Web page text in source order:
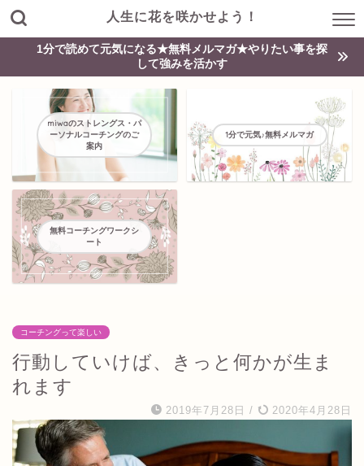
人生に花を咲かせよう！
1分で読めて元気になる★無料メルマガ★やりたい事を探
して強みを活かす
miwaのストレングス・パ
ーソナルコーチングのご
案内
1分で元気♪無料メルマガ
無料コーチングワークシ
ート
コーチングって楽しい
行動していけば、きっと何かが生ま
れます
2019年7月28日 / 2020年4月28日